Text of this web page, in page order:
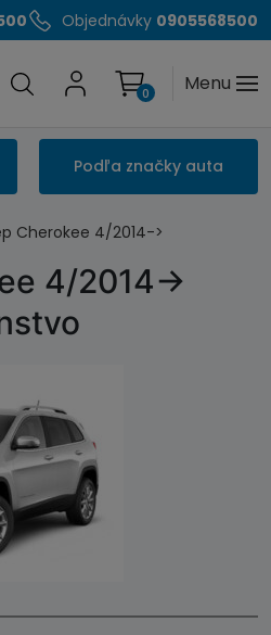
Objednávky 0905568500
Menu
0
Podľa značky auta
Cherokee 4/2014->
4/2014->